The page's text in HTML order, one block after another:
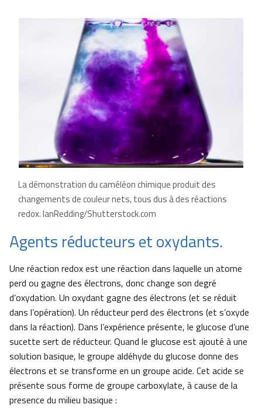
La démonstration du caméléon chimique produit des
changements de couleur nets, tous dus à des réactions
redox.IanRedding/Shutterstock.com
Agents réducteurs et oxydants.
Une réaction redox est une réaction dans laquelle un atome
perd ou gagne des électrons, donc change son degré
d’oxydation. Un oxydant gagne des électrons (et se réduit
dans l’opération). Un réducteur perd des électrons (et s’oxyde
dans la réaction). Dans l’expérience présente, le glucose d’une
sucette sert de réducteur. Quand le glucose est ajouté à une
solution basique, le groupe aldéhyde du glucose donne des
électrons et se transforme en un groupe acide. Cet acide se
présente sous forme de groupe carboxylate, à cause de la
presence du milieu basique :